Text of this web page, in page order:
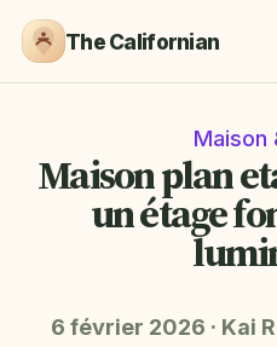
The Californian
Maison
Maison plan
un étage
6 février 2026 · Kai